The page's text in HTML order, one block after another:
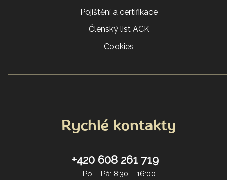
Pojištění a certifikace
Členský list ACK
Cookies
Rychlé kontakty
+420 608 261 719
Po – Pá: 8:30 – 16:00